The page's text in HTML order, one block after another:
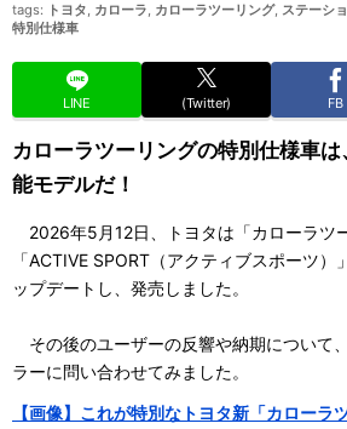
tags: トヨタ, カローラ, カローラツーリング, ステーシ
特別仕様車
LINE (Twitter) FB
カローラツーリングの特別仕様車
能モデルだ！
2026年5月12日、トヨタは「カローラツ
「ACTIVE SPORT（アクティブスポーツ
ップデートし、発売しました。
その後のユーザーの反響や納期について
ラーに問い合わせてみました。
【画像】これが特別なトヨタ新「カローラ